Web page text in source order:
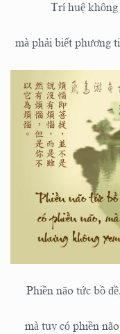
Trí huệ không
mà phải biết phương
Phiền não tức bồ
mà tuy có phiền